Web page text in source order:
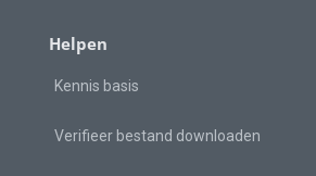
Helpen
Kennis basis
Verifieer bestand downloaden